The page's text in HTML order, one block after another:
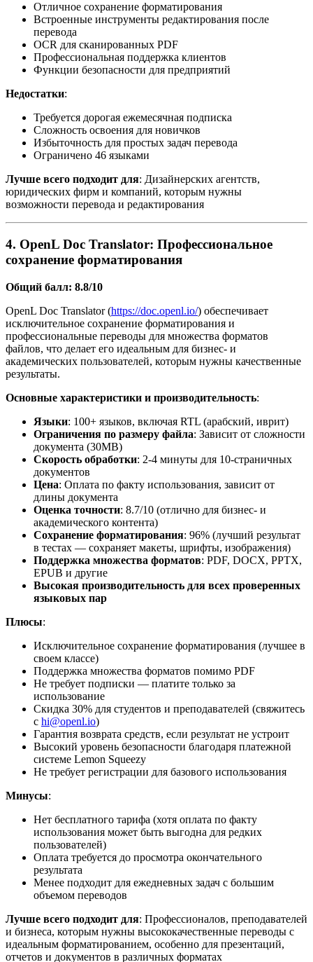
Отличное сохранение форматирования
Встроенные инструменты редактирования после
перевода
OCR для сканированных PDF
Профессиональная поддержка клиентов
Функции безопасности для предприятий
Недостатки:
Требуется дорогая ежемесячная подписка
Сложность освоения для новичков
Избыточность для простых задач перевода
Ограничено 46 языками
Лучше всего подходит для: Дизайнерских агентств,
юридических фирм и компаний, которым нужны
возможности перевода и редактирования
4. OpenL Doc Translator: Профессиональное
сохранение форматирования
Общий балл: 8.8/10
OpenL Doc Translator (https://doc.openl.io/) обеспечивает
исключительное сохранение форматирования и
профессиональные переводы для множества форматов
файлов, что делает его идеальным для бизнес- и
академических пользователей, которым нужны качественные
результаты.
Основные характеристики и производительность:
Языки: 100+ языков, включая RTL (арабский, иврит)
Ограничения по размеру файла: Зависит от сложности
документа (30MB)
Скорость обработки: 2-4 минуты для 10-страничных
документов
Цена: Оплата по факту использования, зависит от
длины документа
Оценка точности: 8.7/10 (отлично для бизнес- и
академического контента)
Сохранение форматирования: 96% (лучший результат
в тестах — сохраняет макеты, шрифты, изображения)
Поддержка множества форматов: PDF, DOCX, PPTX,
EPUB и другие
Высокая производительность для всех проверенных
языковых пар
Плюсы:
Исключительное сохранение форматирования (лучшее в
своем классе)
Поддержка множества форматов помимо PDF
Не требует подписки — платите только за
использование
Скидка 30% для студентов и преподавателей (свяжитесь
с hi@openl.io)
Гарантия возврата средств, если результат не устроит
Высокий уровень безопасности благодаря платежной
системе Lemon Squeezy
Не требует регистрации для базового использования
Минусы:
Нет бесплатного тарифа (хотя оплата по факту
использования может быть выгодна для редких
пользователей)
Оплата требуется до просмотра окончательного
результата
Менее подходит для ежедневных задач с большим
объемом переводов
Лучше всего подходит для: Профессионалов, преподавателей
и бизнеса, которым нужны высококачественные переводы с
идеальным форматированием, особенно для презентаций,
отчетов и документов в различных форматах